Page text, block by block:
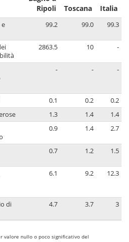
Ripoli
Toscana Italia
e
99.2 99.0 99.3
2863.5 10 -
- - -
0.1 0.2
0.2
1.3 1.4
1.4
0.9 1.4 2.7
0.7 1.2 1.5
6.1 9.2 12.3
di
4.7 3.7 3
valore nullo o poco significativo del